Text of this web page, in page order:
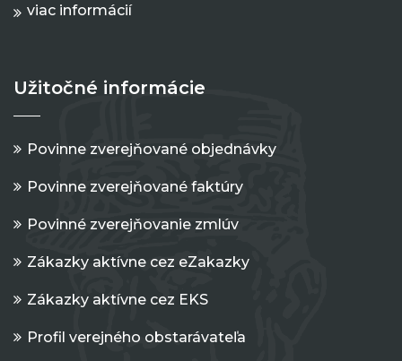
viac informácií
Užitočné informácie
Povinne zverejňované objednávky
Povinne zverejňované faktúry
Povinné zverejňovanie zmlúv
Zákazky aktívne cez eZakazky
Zákazky aktívne cez EKS
Profil verejného obstarávateľa